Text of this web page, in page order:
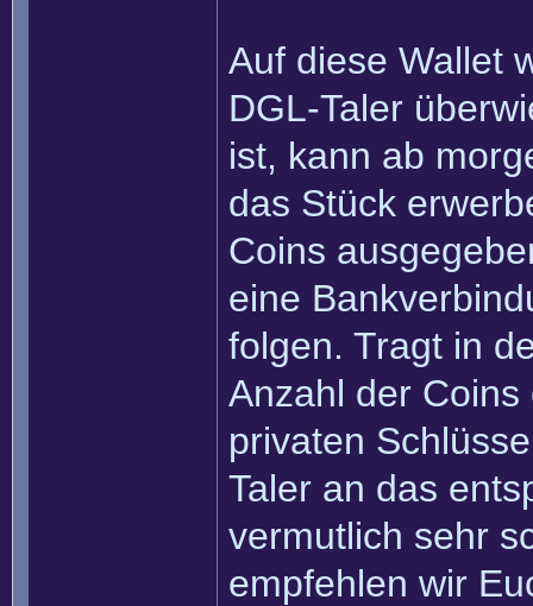
Auf diese Wallet
DGL-Taler
ist, kann ab
das Stück
Coins
eine
folgen. Tragt in
Anzahl der
privaten
Taler an das
vermutlich sehr
empfehlen wir